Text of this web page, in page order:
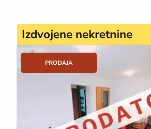
Izdvojene nekretnine
PRODAJA